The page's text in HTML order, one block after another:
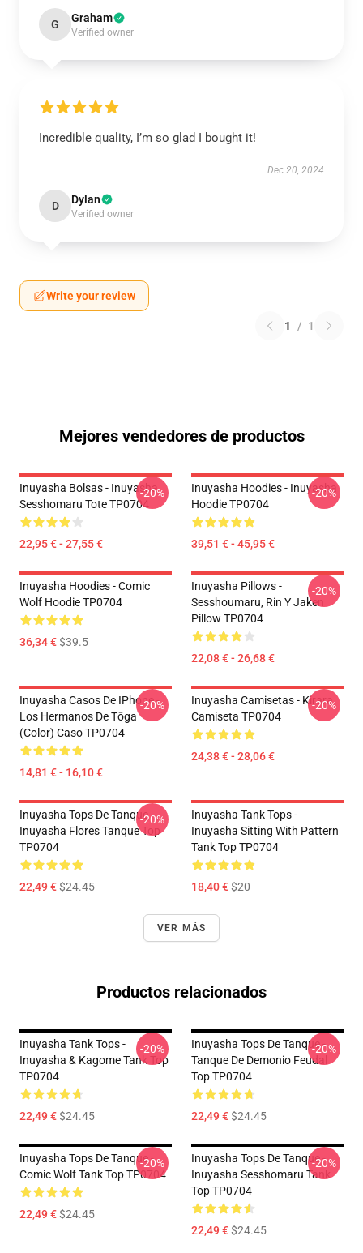
G Graham
Verified owner
Incredible quality, I’m so glad I bought it!
Dec 20, 2024
D Dylan
Verified owner
Write your review
1 / 1
Mejores vendedores de productos
Inuyasha Bolsas - Inuyasha
Sesshomaru Tote TP0704
22,95 € - 27,55 €
-20%
Inuyasha Hoodies - Inuyasha
Hoodie TP0704
39,51 € - 45,95 €
-20%
Inuyasha Hoodies - Comic
Wolf Hoodie TP0704
36,34 €$39.5
Inuyasha Pillows -
Sesshoumaru, Rin Y Jaken
Pillow TP0704
22,08 € - 26,68 €
-20%
Inuyasha Casos De IPhone -
Los Hermanos De Tōga
(color) Caso TP0704
14,81 € - 16,10 €
-20%
Inuyasha Camisetas - Kirara
Camiseta TP0704
24,38 € - 28,06 €
-20%
Inuyasha Tops De Tanque -
Inuyasha Flores Tanque Top
TP0704
22,49 €$24.45
-20%
Inuyasha Tank Tops -
Inuyasha Sitting With Pattern
Tank Top TP0704
18,40 €$20
VER MÁS
Productos relacionados
Inuyasha Tank Tops -
Inuyasha & Kagome Tank Top
TP0704
22,49 €$24.45
-20%
Inuyasha Tops De Tanque -
Tanque De Demonio Feudal
Top TP0704
22,49 €$24.45
-20%
Inuyasha Tops De Tanque -
Comic Wolf Tank Top TP0704
22,49 €$24.45
-20%
Inuyasha Tops De Tanque -
Inuyasha Sesshomaru Tank
Top TP0704
22,49 €$24.45
-20%